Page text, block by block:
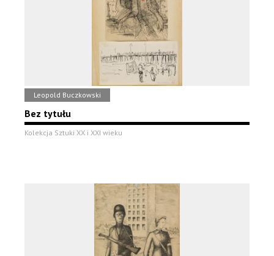
Leopold Buczkowski
Bez tytułu
Kolekcja Sztuki XX i XXI wieku